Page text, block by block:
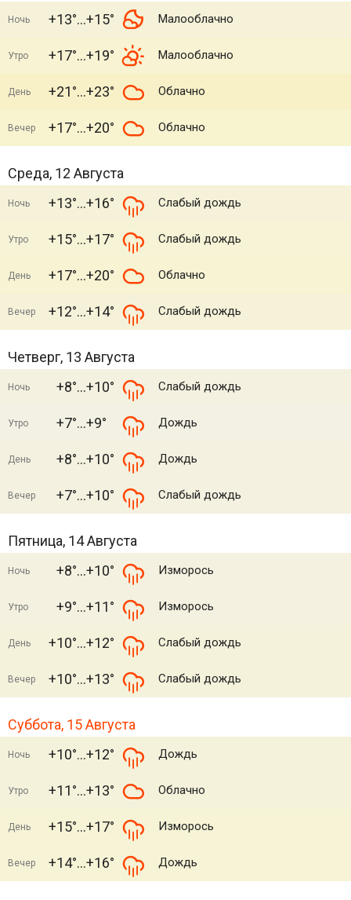
Ночь +13° +15° Малооблачно
Утро +17° +19° Малооблачно
День +21° +23° Облачно
Вечер +17° +20° Облачно
Среда, 12 Августа
Ночь +13° +16° Слабый дождь
Утро +15° +17° Слабый дождь
День +17° +20° Облачно
Вечер +12° +14° Слабый дождь
Четверг, 13 Августа
Ночь +8° +10° Слабый дождь
Утро +7° +9° Дождь
День +8° +10° Дождь
Вечер +7° +10° Слабый дождь
Пятница, 14 Августа
Ночь +8° +10° Изморось
Утро +9° +11° Изморось
День +10° +12° Слабый дождь
Вечер +10° +13° Слабый дождь
Суббота, 15 Августа
Ночь +10° +12° Дождь
Утро +11° +13° Облачно
День +15° +17° Изморось
Вечер +14° +16° Дождь